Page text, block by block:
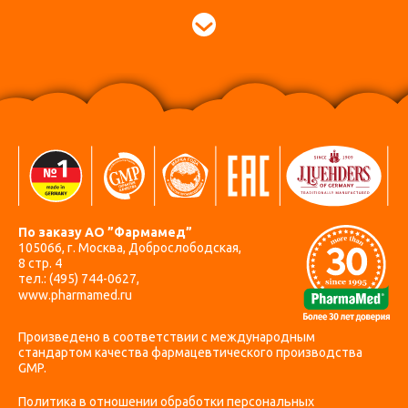
По заказу АО ”Фармамед”
105066, г. Москва, Доброслободская,
8 стр. 4
тел.: (495) 744-0627,
www.pharmamed.ru
Произведено в соответствии с международным
стандартом качества фармацевтического производства
GMP.
Политика в отношении обработки персональных